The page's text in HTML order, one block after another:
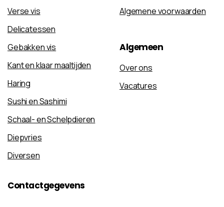
Verse vis
Delicatessen
Gebakken vis
Kant en klaar maaltijden
Haring
Sushi en Sashimi
Schaal- en Schelpdieren
Diepvries
Diversen
Algemene voorwaarden
Algemeen
Over ons
Vacatures
Contactgegevens